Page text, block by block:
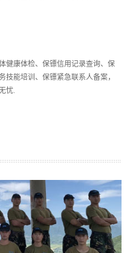
健康体检、保镖信用记录查询、保
技能培训、保镖紧急联系人备案，
忧.